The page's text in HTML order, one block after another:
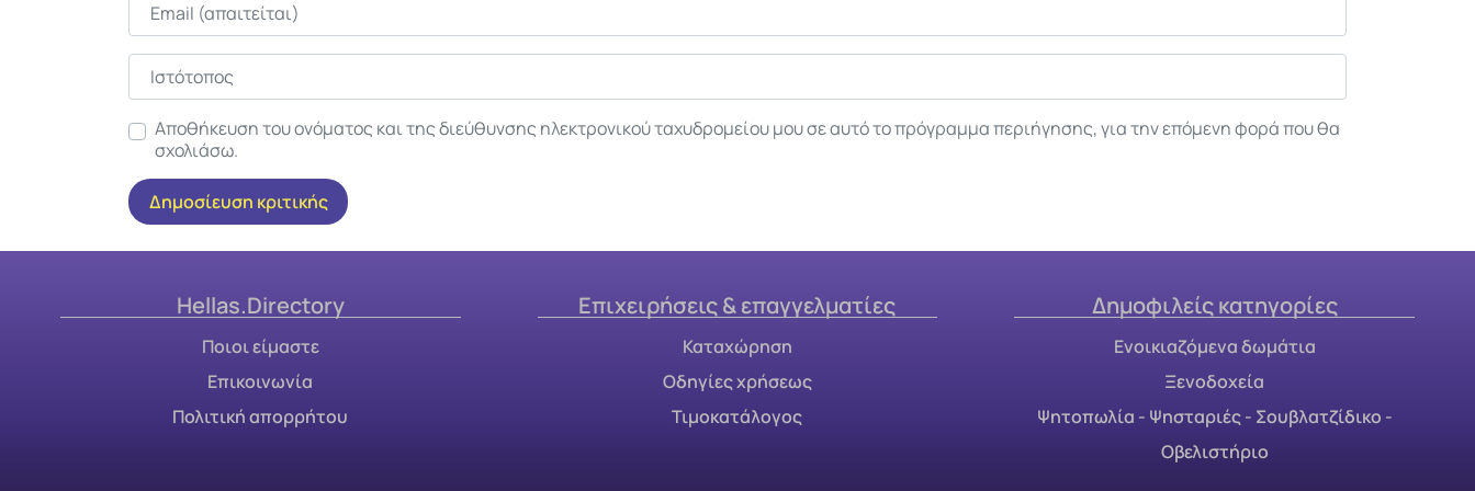
Ιστότοπος
Αποθήκευση του ονόματος και της διεύθυνσης ηλεκτρονικού ταχυδρομείου μου σε αυτό το πρόγραμμα περιήγησης, για την επόμενη φορά που θα
σχολιάσω.
Hellas.Directory
Ποιοι είμαστε
Επικοινωνία
Πολιτική απορρήτου
Επιχειρήσεις & επαγγελματίες
Καταχώρηση
Οδηγίες χρήσεως
Τιμοκατάλογος
Δημοφιλείς κατηγορίες
Ενοικιαζόμενα δωμάτια
Ξενοδοχεία
Ψητοπωλία - Ψησταριές - Σουβλατζίδικο -
Οβελιστήριο